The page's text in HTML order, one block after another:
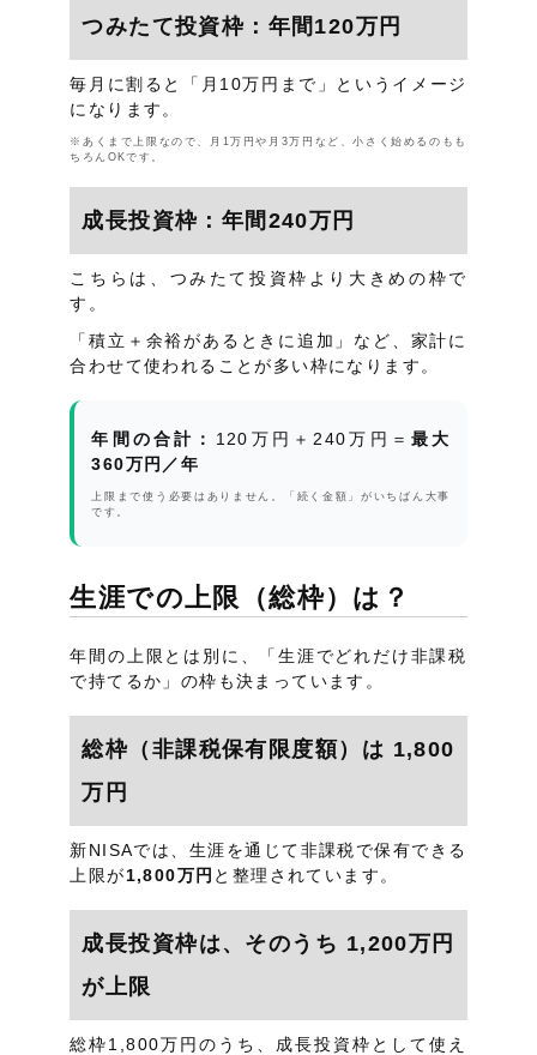
つみたて投資枠：年間120万円
毎月に割ると「月10万円まで」というイメージ
になります。
※あくまで上限なので、月1万円や月3万円など、小さく始めるのもも
ちろんOKです。
成長投資枠：年間240万円
こちらは、つみたて投資枠より大きめの枠で
す。
「積立＋余裕があるときに追加」など、家計に
合わせて使われることが多い枠になります。
年間の合計： 120万円＋240万円＝ 最大
360万円／年
上限まで使う必要はありません。「続く金額」がいちばん大事
です。
生涯での上限（総枠）は？
年間の上限とは別に、「生涯でどれだけ非課税
で持てるか」の枠も決まっています。
総枠（非課税保有限度額）は 1,800
万円
新NISAでは、生涯を通じて非課税で保有できる
上限が1,800万円 と整理されています。
成長投資枠は、そのうち 1,200万円
が上限
総枠1,800万円のうち、成長投資枠として使え